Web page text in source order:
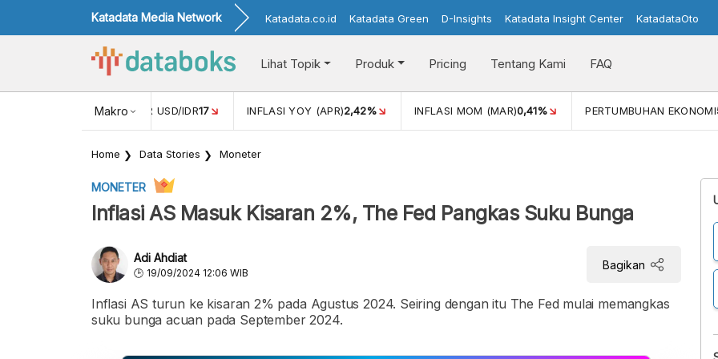
Katadata Media Network Katadata.co.id Katadata Green D-Insights Katadata Insight Center KatadataOto
Lihat Topik Produk Pricing Tentang Kami FAQ
Makro
NILAI TUKAR USD/IDR17 INFLASI YOY (APR)2,42% INFLASI MOM (MAR)0,41% PERTUMBUHAN EKONOMI
Home Data Stories Moneter
MONETER
Inflasi AS Masuk Kisaran 2%, The Fed Pangkas Suku Bunga
Adi Ahdiat
19/09/2024 12:06 WIB
Bagikan
Inflasi AS turun ke kisaran 2% pada Agustus 2024. Seiring dengan itu The Fed mulai memangkas
suku bunga acuan pada September 2024.